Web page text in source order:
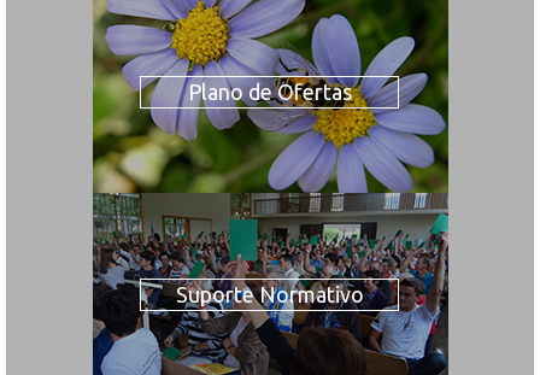
Plano de Ofertas
Suporte Normativo